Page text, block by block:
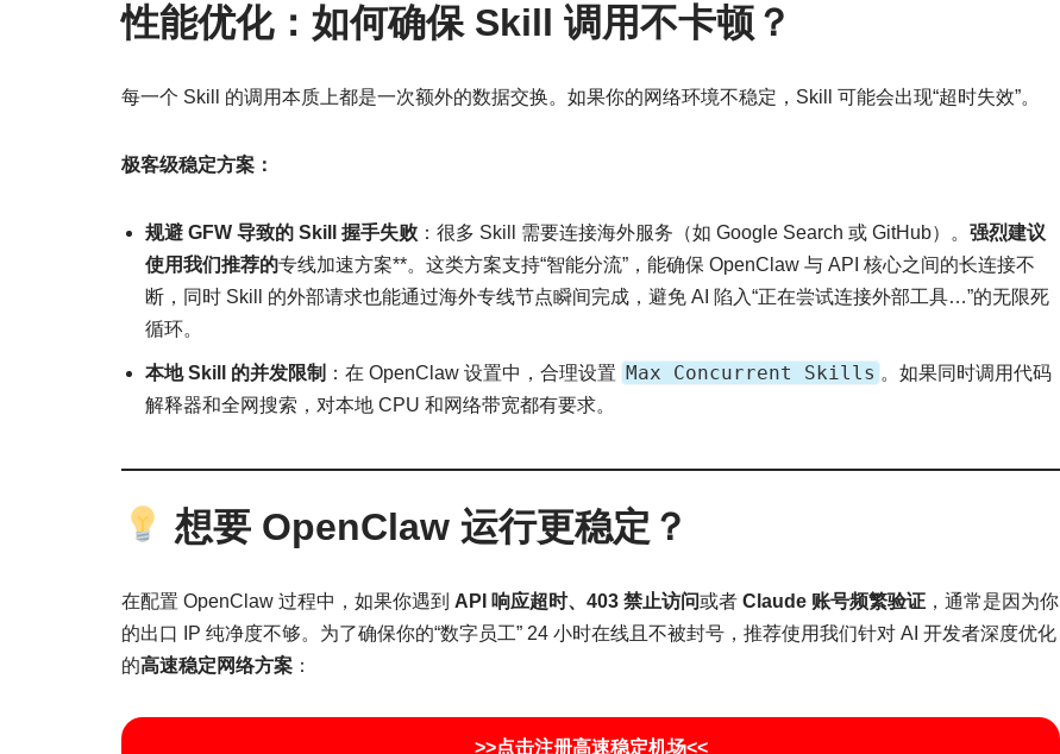
性能优化：如何确保 Skill 调用不卡顿？
每一个 Skill 的调用本质上都是一次额外的数据交换。如果你的网络环境不稳定，Skill 可能会出现“超时失效”。
极客级稳定方案：
规避 GFW 导致的 Skill 握手失败 ：很多 Skill 需要连接海外服务（如 Google Search 或 GitHub）。 强烈建议
使用我们推荐的专线加速方案**。这类方案支持“智能分流”，能确保 OpenClaw 与 API 核心之间的长连接不
断，同时 Skill 的外部请求也能通过海外专线节点瞬间完成，避免 AI 陷入“正在尝试连接外部工具…”的无限死
循环。
本地 Skill 的并发限制 ：在 OpenClaw 设置中，合理设置 Max Concurrent Skills 。如果同时调用代码
解释器和全网搜索，对本地 CPU 和网络带宽都有要求。
想要 OpenClaw 运行更稳定？
在配置 OpenClaw 过程中，如果你遇到 API 响应超时、403 禁止访问或者 Claude 账号频繁验证 ，通常是因为你
的出口 IP 纯净度不够。为了确保你的“数字员工” 24 小时在线且不被封号，推荐使用我们针对 AI 开发者深度优化
的高速稳定网络方案 ：
>>点击注册高速稳定机场<<